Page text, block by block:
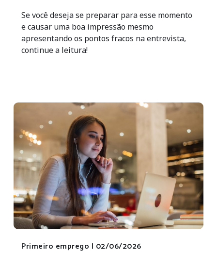
Se você deseja se preparar para esse momento
e causar uma boa impressão mesmo
apresentando os pontos fracos na entrevista,
continue a leitura!
Primeiro emprego | 02/06/2026